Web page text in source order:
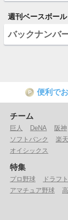
週刊ベースボール
バックナンバ
P 便利で
チーム
巨人 DeNA 阪神
ソフトバンク
楽天
オイシックス
特集
プロ野球 ドラフ
アマチュア野球